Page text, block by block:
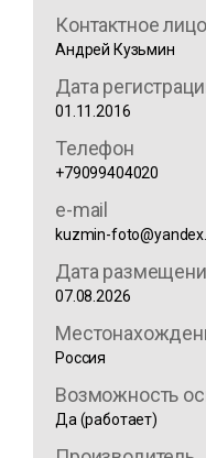
Контактное лицо
Андрей Кузьмин
Дата
01.11.2016
Телефон
+79099404020
e-mail
kuzmin-
Дата
07.08.2026
Россия
Возможность
Да (работает)